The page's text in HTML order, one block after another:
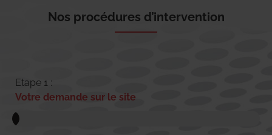
Nos procédures d’intervention
Etape 1 :
Votre demande sur le site